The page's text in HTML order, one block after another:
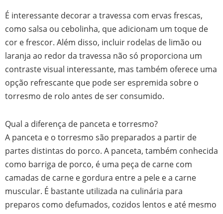
É interessante decorar a travessa com ervas frescas,
como salsa ou cebolinha, que adicionam um toque de
cor e frescor. Além disso, incluir rodelas de limão ou
laranja ao redor da travessa não só proporciona um
contraste visual interessante, mas também oferece uma
opção refrescante que pode ser espremida sobre o
torresmo de rolo antes de ser consumido.
Qual a diferença de panceta e torresmo?
A panceta e o torresmo são preparados a partir de
partes distintas do porco. A panceta, também conhecida
como barriga de porco, é uma peça de carne com
camadas de carne e gordura entre a pele e a carne
muscular. É bastante utilizada na culinária para
preparos como defumados, cozidos lentos e até mesmo